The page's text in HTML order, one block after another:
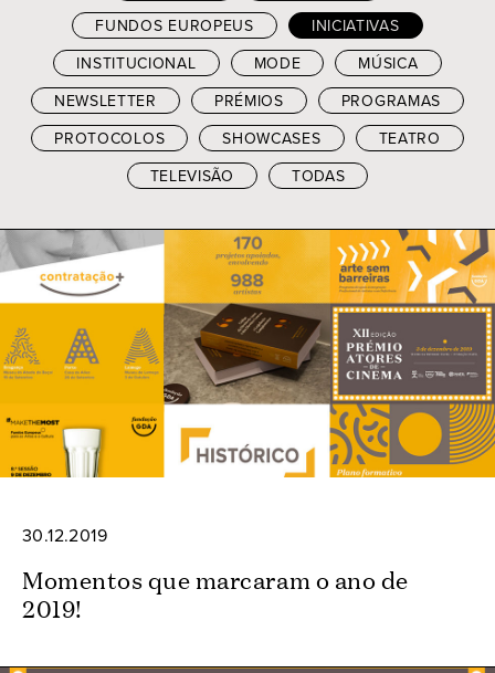
FUNDOS EUROPEUS
INICIATIVAS
INSTITUCIONAL
MODE
MÚSICA
NEWSLETTER
PRÉMIOS
PROGRAMAS
PROTOCOLOS
SHOWCASES
TEATRO
TELEVISÃO
TODAS
30.12.2019
Momentos que marcaram o ano de
2019!